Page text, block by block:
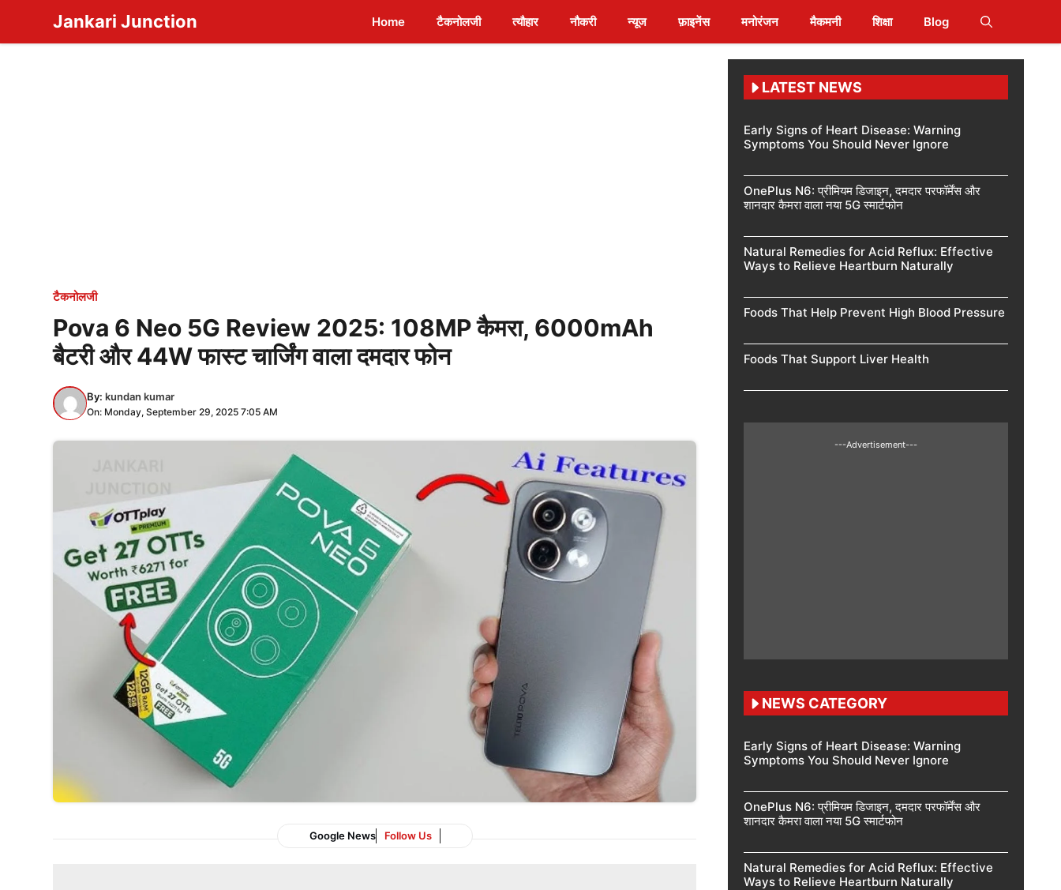
content
Jankari Junction Home टैकनोलजी त्यौहार नौकरी न्यूज फ़ाइनेंस मनोरंजन मैकमनी शिक्षा Blog
टैकनोलजी
Pova 6 Neo 5G Review 2025: 108MP कैमरा, 6000mAh
बैटरी और 44W फास्ट चार्जिंग वाला दमदार फोन
By: kundan kumar
On: Monday, September 29, 2025 7:05 AM
Google News Follow Us
LATEST NEWS
Early Signs of Heart Disease: Warning
Symptoms You Should Never Ignore
OnePlus N6: प्रीमियम डिजाइन, दमदार परफॉर्मेंस और
शानदार कैमरा वाला नया 5G स्मार्टफोन
Natural Remedies for Acid Reflux: Effective
Ways to Relieve Heartburn Naturally
Foods That Help Prevent High Blood Pressure
Foods That Support Liver Health
---Advertisement---
NEWS CATEGORY
Early Signs of Heart Disease: Warning
Symptoms You Should Never Ignore
OnePlus N6: प्रीमियम डिजाइन, दमदार परफॉर्मेंस और
शानदार कैमरा वाला नया 5G स्मार्टफोन
Natural Remedies for Acid Reflux: Effective
Ways to Relieve Heartburn Naturally